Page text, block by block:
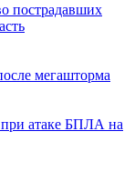
пострадавших
мегашторма
при атаке БПЛА на